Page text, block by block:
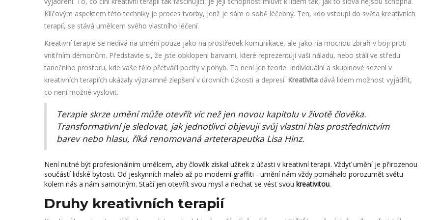
Klíčovým aspektem této techniky je proces tvorby, jenž je sám o sobě léčebný. Ten, kdo vstoupí do světa kreativních
terapií, se stává umělcem svého vlastního léčení.
Kreativní terapie se nedívá na umění pouze jako na prostředek komunikace, ale jako na mocnou zbraň v boji proti
vnitřním démonům. Představte si, že jste obklopeni barvami, které reprezentují vaši náladu, nebo stáli ve středu
tanečního prostoru, kde vaše tělo přetváří pocity v pohyb. To není jen teorie. Individuální a skupinové sezení v
kreativních terapiích ukázaly významné zlepšení v úrovních úzkosti a depresí. Kreativita dává lidem možnost vyjádřit,
co není možné vyslovit.
Terapie skrze umění může otevřít víc než jen novou kapitolu v životě člověka.
Transformativní je sledovat, jak jednotlivci objevují svůj vlastní hlas prostřednictvím
barev nebo hlasu, říká renomovaná arteterapeutka Lisa Hinz.
Není nutné být profesionálním umělcem, aby člověk získal užitek z účasti v kreativní terapii. Vždyť umění je přirozenou
součástí lidské bytosti. Od jeskynních maleb až po moderní graffiti - umění nám vždy pomáhalo porozumět světu
kolem nás a nám samotným. Stačí jen otevřít svou mysl a nechat se vést svou kreativitou.
Druhy kreativních terapií